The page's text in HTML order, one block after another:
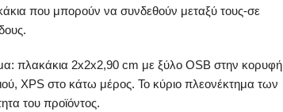
που μπορούν να συνδεθούν μεταξύ τους-σε
πλακάκια 2x2x2,90 cm με ξύλο OSB στην κορυφή
XPS στο κάτω μέρος. Το κύριο πλεονέκτημα των
του προϊόντος.